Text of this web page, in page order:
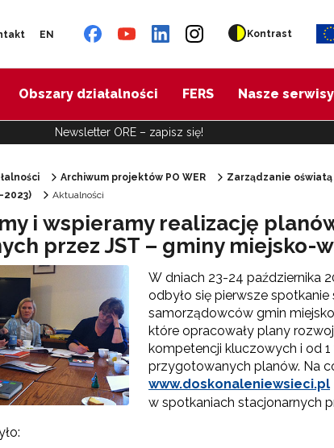
EN Kontrast
Obszary działalności FERS Nasze serwisy
Newsletter ORE – zapisz się!
pedagogiczna"
– przygotowanie trenerów"
edukacyjno-zawodowe"
modelu SCWEW"
rzecz kształcenia zawodowego"
Archiwum projektów PO WER
Zarządzanie oświatą
Aktualności
i wspieramy realizację
przez JST – gminy miejsko-
W dniach 23-24 października
odbyło się pierwsze
samorządowców gmin
które opracowały plany
kompetencji kluczowych i od
przygotowanych planów. Na
www.doskonaleniewsieci.pl
w spotkaniach stacjonarnych